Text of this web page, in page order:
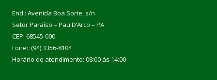
End.: Avenida Boa Sorte, s/n
Setor Paraíso – Pau D’Arco – PA
CEP: 68545-000
Fone: (94) 3356-8104
Horário de atendimento: 08:00 às 14:00